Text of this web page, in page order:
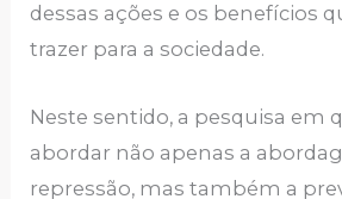
dessas ações e os benefícios
trazer para a sociedade.
Neste sentido, a pesquisa em
abordar não apenas a
repressão, mas também a